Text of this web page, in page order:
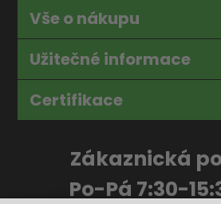
Vše o nákupu
Užitečné informace
Certifikace
Zákaznická
Po-Pá 7:30-